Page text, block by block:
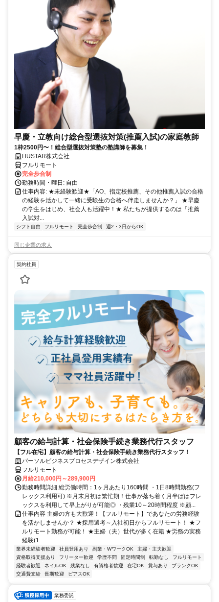
早慶・立教向け総合型選抜対策(推薦入試)の家庭教師
1枠2500円〜！総合型選抜対策塾の塾講師を募集！
HUSTAR株式会社
フルリモート
完全歩合制
勤務時間・曜日: 自由
仕事内容: ★未経験歓迎★「AO、指定校推薦、その他推薦入試の合格
の経験を活かして一緒に受験生の合格へ伴走しませんか？」 ★早慶
の学生をはじめ、社会人も活躍中！★ 私たちが提供するのは「推薦
入試対...
シフト自由 フルリモート 完全歩合制 週2・3日からOK
同じ企業の求人
契約社員
顧客の給与計算・社会保険手続き業務代行スタッフ
【フル在宅】顧客の給与計算・社会保険手続き業務代行スタッフ！
パーソルビジネスプロセスデザイン株式会社
フルリモート
月給210,000円～289,900円
勤務時間詳細 総労働時間：1ヶ月あたり160時間 ・1日8時間勤務(フ
レックス利用可) ※月末月初は繁忙期！仕事が落ち着く月半ばはフレ
ックスを利用して早上がりが可能◎ ・残業10～20時間程度 ※顧...
仕事内容 主婦の方も大歓迎！【フルリモート】であなたの労務経験
を活かしませんか？ ★採用選考～入社初日からフルリモート！ ★フ
ルリモート勤務が可能！ ★主婦（夫）世代が多く在籍 ★労務の実務
経験(1...
業界未経験者歓迎 社員登用あり 副業・WワークOK
主婦・主夫歓迎
資格取得支援あり
フリーター歓迎 学歴不問 固定時間制 転勤なし
フルリモート
経験者歓迎
ネイルOK 残業なし 有資格者歓迎 在宅OK 賞与あり
ブランクOK
交通費支給
長期歓迎 ピアスOK
業務委託